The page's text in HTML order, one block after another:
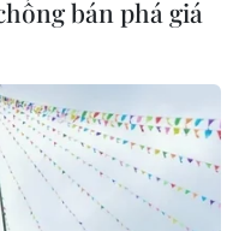
bán phá giá